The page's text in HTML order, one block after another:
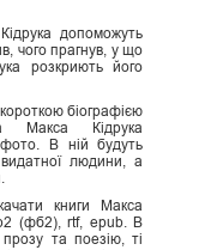
допоможуть
чого прагнув, у що
розкриють його
біографією
Макса Кідрука
В ній будуть
людини, а
книги Макса
(фб2), rtf, epub. В
та поезію, ті